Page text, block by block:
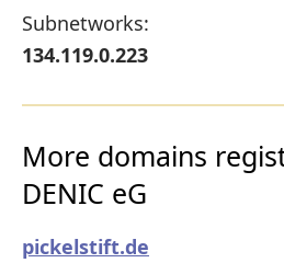
Subnetworks:
134.119.0.223
More domains
DENIC eG
pickelstift.de